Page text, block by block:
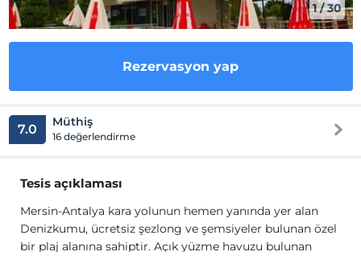
1/30
Rezervasyon yap
7.0 Müthiş
16 değerlendirme
Tesis açıklaması
Mersin-Antalya kara yolunun hemen yanında yer alan
Denizkumu, ücretsiz şezlong ve şemsiyeler bulunan özel
bir plaj alanına sahiptir. Açık yüzme havuzu bulunan